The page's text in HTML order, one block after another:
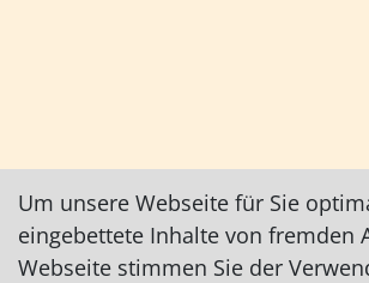
Um unsere Webseite für Sie
eingebettete Inhalte von fremden
Webseite stimmen Sie der